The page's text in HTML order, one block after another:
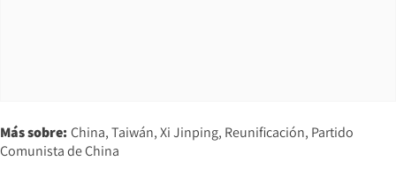
Más sobre: China Taiwán Xi Jinping Reunificación Partido
Comunista de China